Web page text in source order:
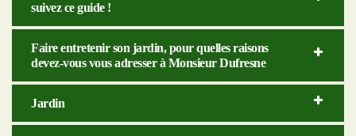
suivez ce guide !
Faire entretenir son jardin, pour quelles raisons
devez-vous vous adresser à Monsieur Dufresne
Jardin